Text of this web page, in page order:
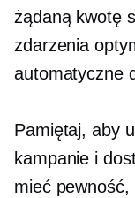
żądaną kwotę
zdarzenia
automatyczne
Pamiętaj, aby
kampanie i
mieć